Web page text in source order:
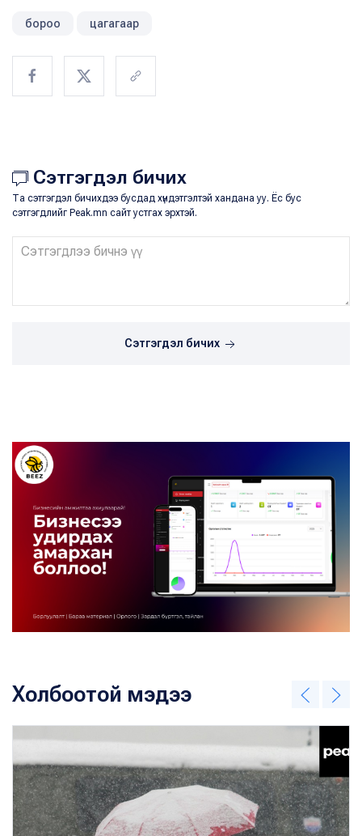
бороо цагагаар
Сэтгэгдэл бичих
Та сэтгэгдэл бичихдээ бусдад хүндэтгэлтэй хандана уу. Ёс бус
сэтгэгдлийг Peak.mn сайт устгах эрхтэй.
Сэтгэгдэл бичих
Холбоотой мэдээ